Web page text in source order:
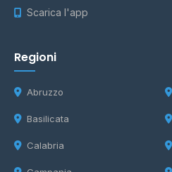
Scarica l'app
Regioni
Abruzzo
Basilicata
Calabria